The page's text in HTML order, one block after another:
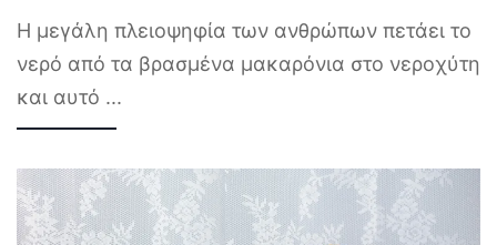
Η μεγάλη πλειοψηφία των ανθρώπων πετάει το
νερό από τα βρασμένα μακαρόνια στο νεροχύτη
και αυτό ...